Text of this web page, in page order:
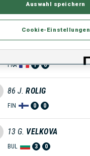
KRUCHOVA
88 J. SIMON
FRA 1 0
86 J. ROLIG
FIN 0 0
13 G. VELKOVA
BUL 3 0
Auswahl speichern
Cookie-Einstellungen